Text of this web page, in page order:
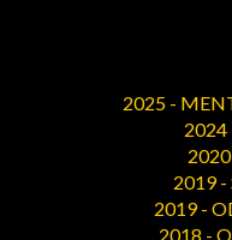
2025 -
2024
2019 -
2019 -
2018 -